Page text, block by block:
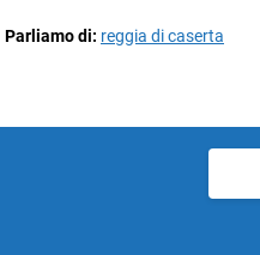
Parliamo di: reggia di caserta
per: